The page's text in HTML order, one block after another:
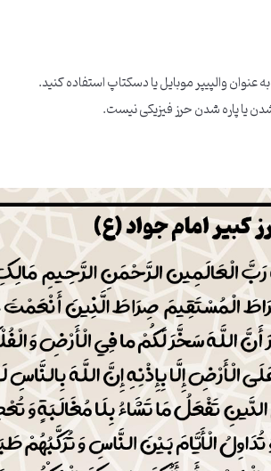
والپیپر موبایل یا دسکتاپ استفاده کنید.
یا پاره شدن حرز فیزیکی نیست.